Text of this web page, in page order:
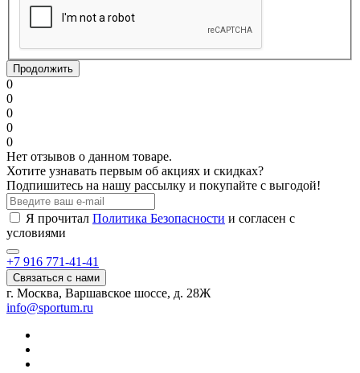
Продолжить
0
0
0
0
0
Нет отзывов о данном товаре.
Хотите узнавать первым об акциях и скидках?
Подпишитесь на нашу рассылку и покупайте с выгодой!
Я прочитал Политика Безопасности и согласен с
условиями
+7 916 771-41-41
Связаться с нами
г. Москва, Варшавское шоссе, д. 28Ж
info@sportum.ru